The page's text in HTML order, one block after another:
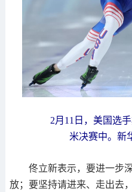
2月11日，美国选手
米决赛中。新
佟立新表示，要进一步
放；要坚持请进来、走出去